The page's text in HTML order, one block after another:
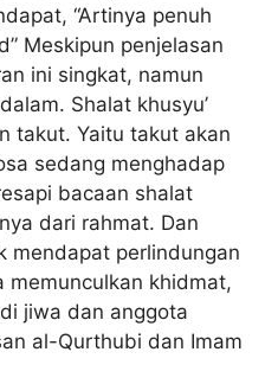
“Artinya penuh
Meskipun penjelasan
ini singkat, namun
Shalat khusyu’
takut. Yaitu takut akan
sedang menghadap
bacaan shalat
dari rahmat. Dan
mendapat perlindungan
memunculkan khidmat,
jiwa dan anggota
al-Qurthubi dan Imam